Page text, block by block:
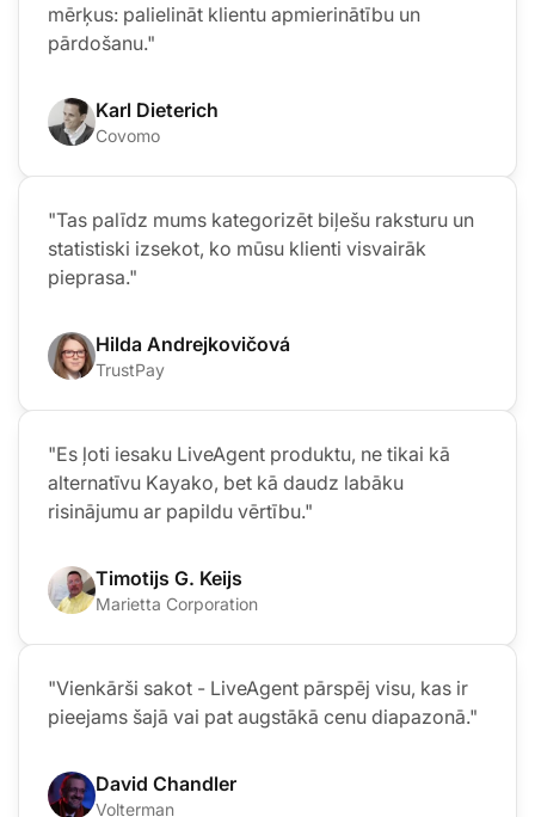
mērķus: palielināt klientu apmierinātību un
pārdošanu."
Karl Dieterich
Covomo
"Tas palīdz mums kategorizēt biļešu raksturu un
statistiski izsekot, ko mūsu klienti visvairāk
pieprasa."
Hilda Andrejkovičová
TrustPay
"Es ļoti iesaku LiveAgent produktu, ne tikai kā
alternatīvu Kayako, bet kā daudz labāku
risinājumu ar papildu vērtību."
Timotijs G. Keijs
Marietta Corporation
"Vienkārši sakot - LiveAgent pārspēj visu, kas ir
pieejams šajā vai pat augstākā cenu diapazonā."
David Chandler
Volterman